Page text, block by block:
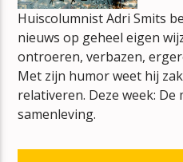
mz-radio
Huiscolumnist Adri Smits
nieuws op geheel eigen
ontroeren, verbazen,
Met zijn humor weet hij
relativeren. Deze week: De
samenleving.